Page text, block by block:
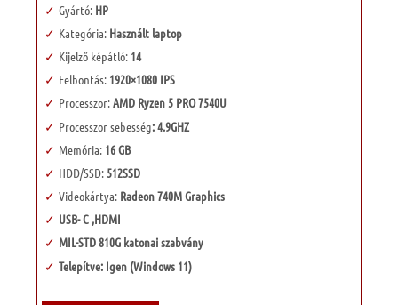
Gyártó:HP
Kategória: Használt laptop
Kijelző képátló: 14
Felbontás: 1920×1080 IPS
Processzor:AMD Ryzen 5 PRO 7540U
Processzor sebesség: 4.9GHZ
Memória:16 GB
HDD/SSD:512SSD
Videokártya:Radeon 740M Graphics
USB- C ,HDMI
MIL-STD 810G katonai szabvány
Telepítve: Igen (Windows 11)